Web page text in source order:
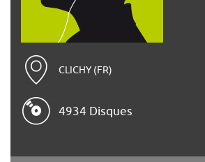
CLICHY (FR)
4934 Disques